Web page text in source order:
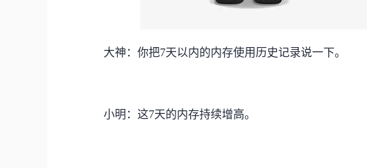
大神：你把7天以内的内存使用历史记录说一下。
小明：这7天的内存持续增高。